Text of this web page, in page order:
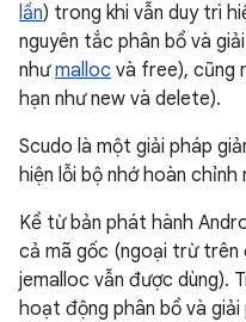
lần) trong khi vẫn duy trì
nguyên tắc phân bổ và
nhưmalloc và free), cũng
hạn như new và delete).
Scudo là một giải pháp
hiện lỗi bộ nhớ hoàn chỉnh
Kể từ bản phát hành
cả mã gốc (ngoại trừ
jemalloc vẫn được dùng).
hoạt động phân bổ và